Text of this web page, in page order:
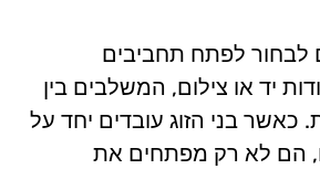
לבחור לפתח תחביבים
יד או צילום, המשלבים בין
כאשר בני הזוג עובדים יחד על
הם לא רק מפתחים את